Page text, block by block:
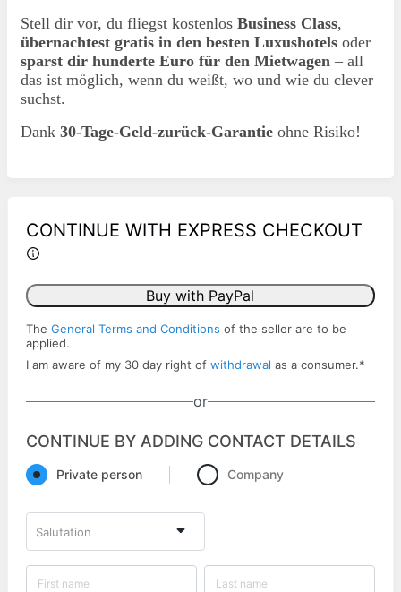
Stell dir vor, du fliegst kostenlos Business Class,
übernachtest gratis in den besten Luxushotels oder
sparst dir hunderte Euro für den Mietwagen – all
das ist möglich, wenn du weißt, wo und wie du clever
suchst.
Dank 30-Tage-Geld-zurück-Garantie ohne Risiko!
CONTINUE WITH EXPRESS CHECKOUT
Buy with PayPal
The General Terms and Conditions of the seller are to be
applied.
I am aware of my 30 day right of withdrawal as a consumer.*
or
CONTINUE BY ADDING CONTACT DETAILS
Private person Company
Salutation